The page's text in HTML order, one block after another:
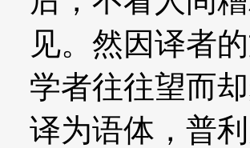
见。然因译者
学者往往望而
译为语体，普